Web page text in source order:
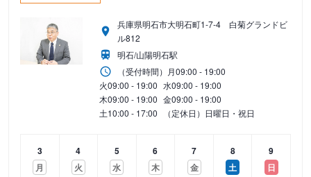
兵庫県明石市大明石町1-7-4 白菊グランドビ
ル812
明石/山陽明石駅
（受付時間） 月09:00 - 19:00
火09:00 - 19:00 水09:00 - 19:00
木09:00 - 19:00 金09:00 - 19:00
土10:00 - 17:00 （定休日）日曜日・祝日
3
月
4
火
5
水
6
木
7
金
8
土
9
日